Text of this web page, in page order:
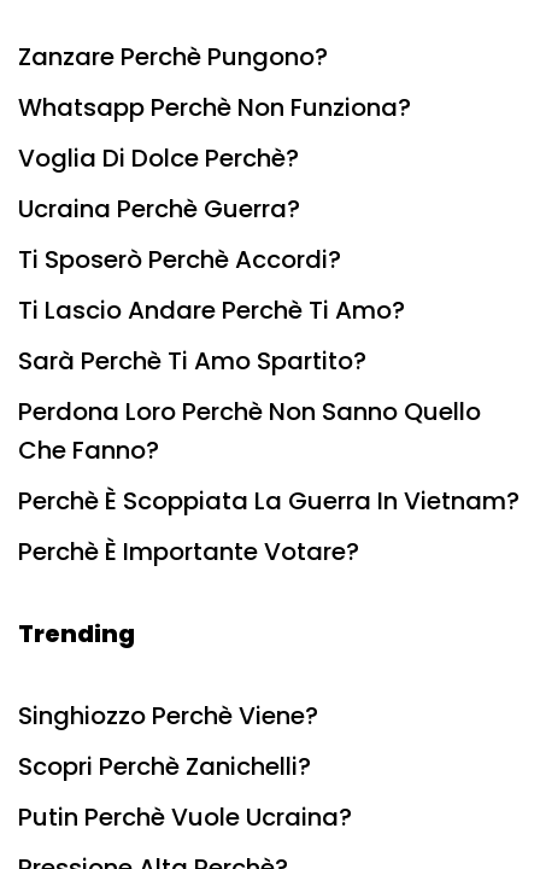
Zanzare Perchè Pungono?
Whatsapp Perchè Non Funziona?
Voglia Di Dolce Perchè?
Ucraina Perchè Guerra?
Ti Sposerò Perchè Accordi?
Ti Lascio Andare Perchè Ti Amo?
Sarà Perchè Ti Amo Spartito?
Perdona Loro Perchè Non Sanno Quello
Che Fanno?
Perchè È Scoppiata La Guerra In Vietnam?
Perchè È Importante Votare?
Trending
Singhiozzo Perchè Viene?
Scopri Perchè Zanichelli?
Putin Perchè Vuole Ucraina?